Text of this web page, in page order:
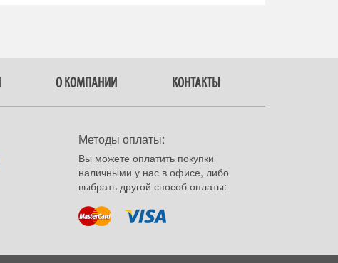
О КОМПАНИИ КОНТАКТЫ
Методы оплаты:
Вы можете оплатить покупки
наличными у нас в офисе, либо
выбрать другой способ оплаты: